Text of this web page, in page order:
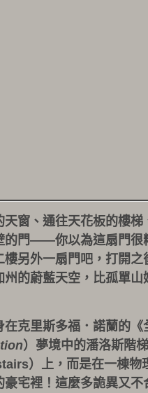
天窗、通往天花板的樓梯
的門——你以為這扇門很
樓另外一扇門吧，打開之
州的蔚藍天空，比孤單山
在克里斯多福．諾蘭的《
）夢境中的潘洛斯階梯
）上，而是在一棟物
豪宅裡！這麼多詭異又不